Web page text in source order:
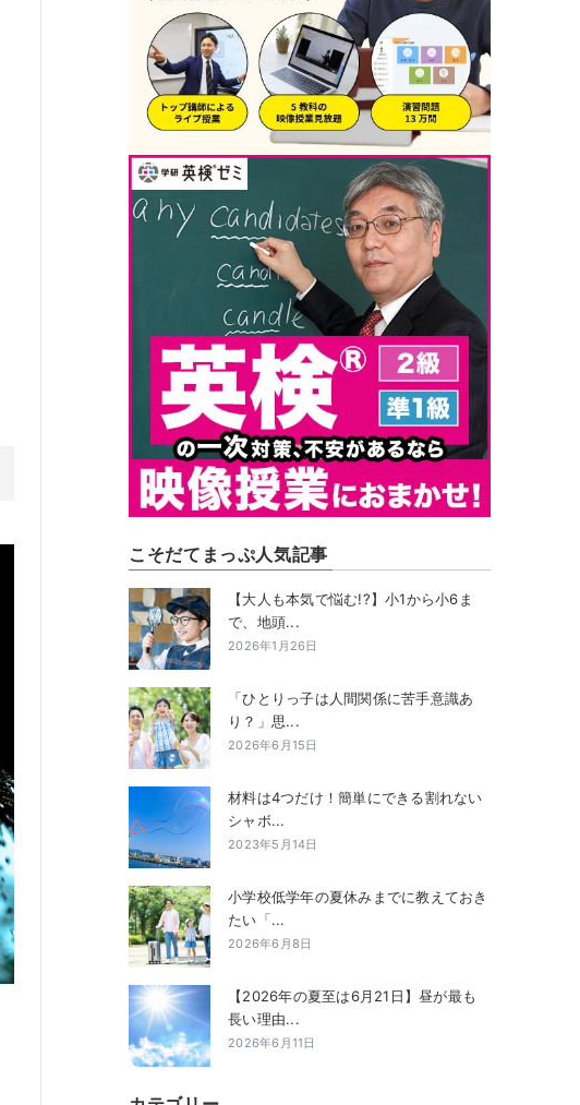
こそだてまっぷ人気記事
【大人も本気で悩む!?】小1から小6ま
で、地頭...
2026年1月26日
「ひとりっ子は人間関係に苦手意識あ
り？」思...
2026年6月15日
材料は4つだけ！簡単にできる割れない
シャボ...
2023年5月14日
小学校低学年の夏休みまでに教えておき
たい「...
2026年6月8日
【2026年の夏至は6月21日】昼が最も
長い理由...
2026年6月11日